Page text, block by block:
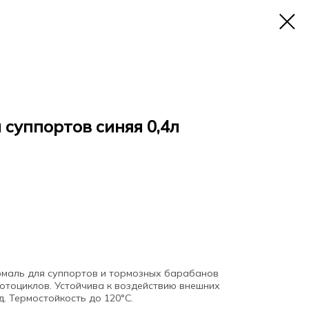
синяя 0,4л
для суппортов и тормозных барабанов
Устойчива к воздействию внешних
Термостойкость до 120°С.